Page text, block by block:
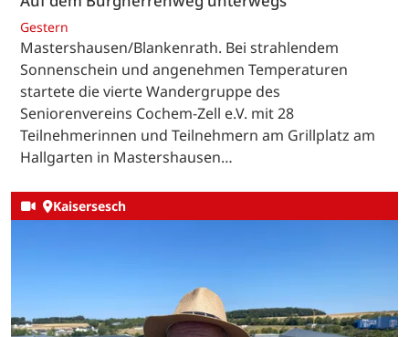
Gestern
Mastershausen/Blankenrath. Bei strahlendem
Sonnenschein und angenehmen Temperaturen
startete die vierte Wandergruppe des
Seniorenvereins Cochem-Zell e.V. mit 28
Teilnehmerinnen und Teilnehmern am Grillplatz am
Hallgarten in Mastershausen…
Kaisersesch